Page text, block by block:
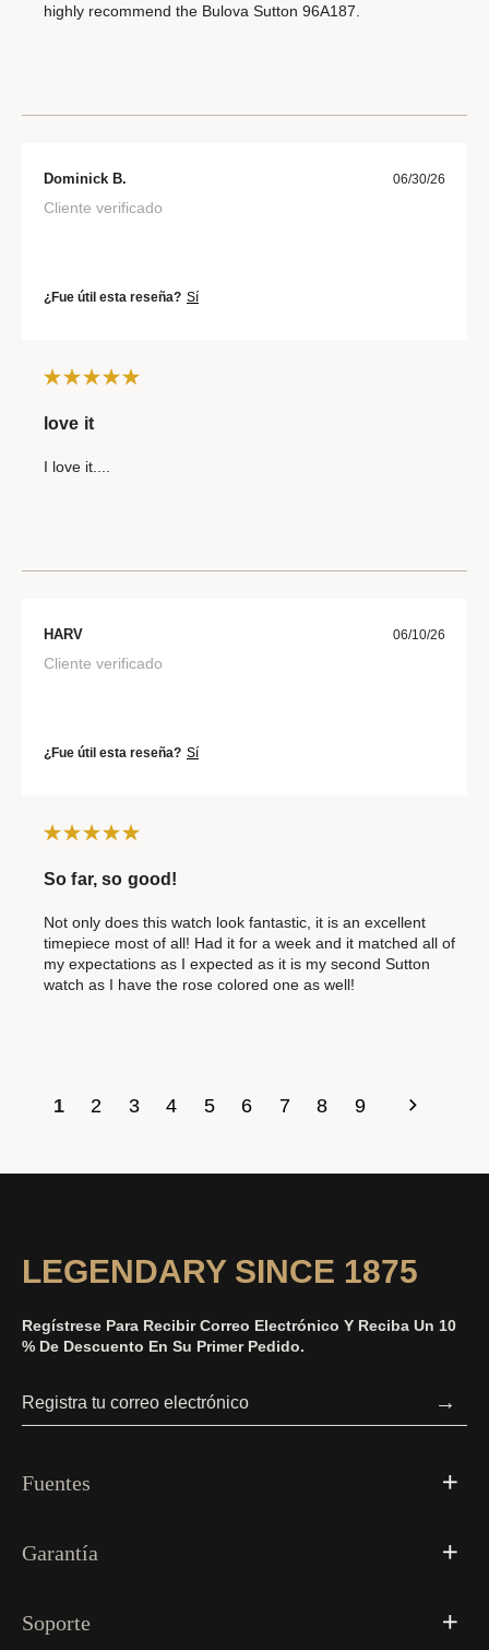
highly recommend the Bulova Sutton 96A187.
Dominick B. 06/30/26
Cliente verificado
¿Fue útil esta reseña? Sí
love it
I love it....
HARV 06/10/26
Cliente verificado
¿Fue útil esta reseña? Sí
So far, so good!
Not only does this watch look fantastic, it is an excellent
timepiece most of all! Had it for a week and it matched all of
my expectations as I expected as it is my second Sutton
watch as I have the rose colored one as well!
1 2 3 4 5 6 7 8 9
LEGENDARY SINCE 1875
Regístrese Para Recibir Correo Electrónico Y Reciba Un 10
% De Descuento En Su Primer Pedido.
→
Fuentes
Garantía
Soporte